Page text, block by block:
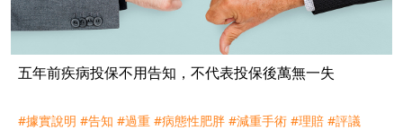
五年前疾病投保不用告知，不代表投保後萬無一失
#據實說明 #告知 #過重 #病態性肥胖 #減重手術 #理賠 #評議